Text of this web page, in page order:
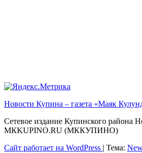
Новости Купина – газета «Маяк
Сетевое издание Купинского района
МКKUPINO.RU (МККУПИНО)
Сайт работает на WordPress
Тема: